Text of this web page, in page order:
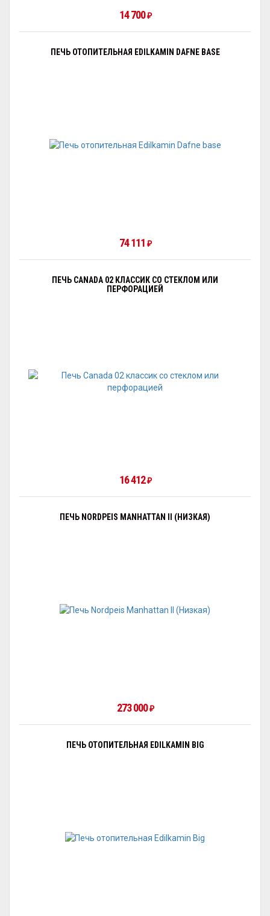
14 700 ₽
ПЕЧЬ ОТОПИТЕЛЬНАЯ EDILKAMIN DAFNE BASE
74 111 ₽
ПЕЧЬ CANADA 02 КЛАССИК СО СТЕКЛОМ ИЛИ
ПЕРФОРАЦИЕЙ
16 412 ₽
ПЕЧЬ NORDPEIS MANHATTAN II (НИЗКАЯ)
273 000 ₽
ПЕЧЬ ОТОПИТЕЛЬНАЯ EDILKAMIN BIG